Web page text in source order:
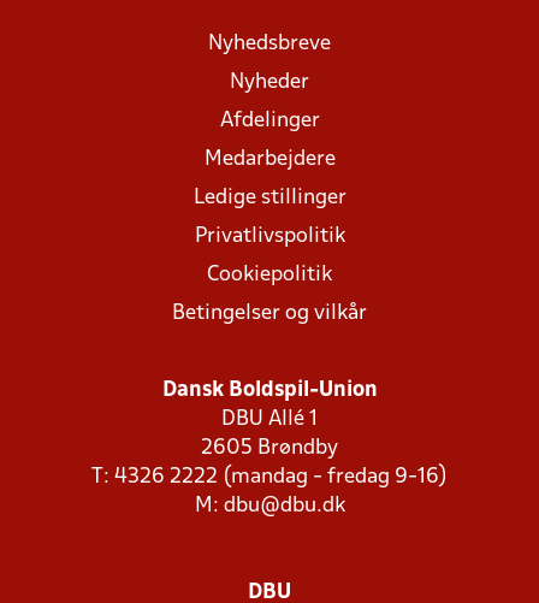
Nyhedsbreve
Nyheder
Afdelinger
Medarbejdere
Ledige stillinger
Privatlivspolitik
Cookiepolitik
Betingelser og vilkår
Dansk Boldspil-Union
DBU Allé 1
2605 Brøndby
T: 4326 2222 (mandag - fredag 9-16)
M: dbu@dbu.dk
DBU